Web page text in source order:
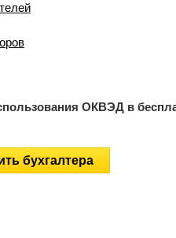
ОКВЭД в
бухгалтера